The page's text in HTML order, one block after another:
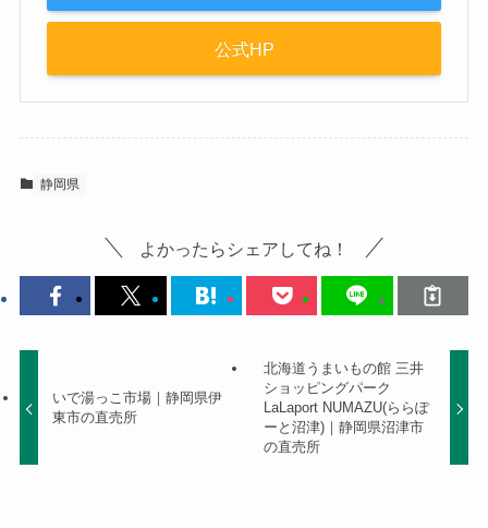
公式HP
静岡県
よかったらシェアしてね！
いで湯っこ市場｜静岡県伊
東市の直売所
北海道うまいもの館 三井
ショッピングパーク
LaLaport NUMAZU(ららぽ
ーと沼津)｜静岡県沼津市
の直売所